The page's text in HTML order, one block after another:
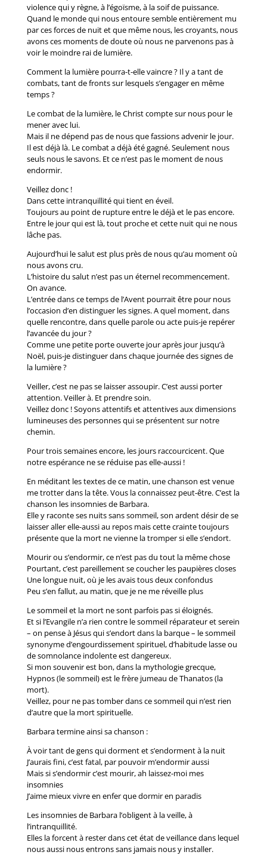
violence qui y règne, à l’égoïsme, à la soif de puissance.
Quand le monde qui nous entoure semble entièrement mu
par ces forces de nuit et que même nous, les croyants, nous
avons ces moments de doute où nous ne parvenons pas à
voir le moindre rai de lumière.
Comment la lumière pourra-t-elle vaincre ? Il y a tant de
combats, tant de fronts sur lesquels s’engager en même
temps ?
Le combat de la lumière, le Christ compte sur nous pour le
mener avec lui.
Mais il ne dépend pas de nous que fassions advenir le jour.
Il est déjà là. Le combat a déjà été gagné. Seulement nous
seuls nous le savons. Et ce n’est pas le moment de nous
endormir.
Veillez donc !
Dans cette intranquillité qui tient en éveil.
Toujours au point de rupture entre le déjà et le pas encore.
Entre le jour qui est là, tout proche et cette nuit qui ne nous
lâche pas.
Aujourd’hui le salut est plus près de nous qu’au moment où
nous avons cru.
L’histoire du salut n’est pas un éternel recommencement.
On avance.
L’entrée dans ce temps de l’Avent pourrait être pour nous
l’occasion d’en distinguer les signes. A quel moment, dans
quelle rencontre, dans quelle parole ou acte puis-je repérer
l’avancée du jour ?
Comme une petite porte ouverte jour après jour jusqu’à
Noël, puis-je distinguer dans chaque journée des signes de
la lumière ?
Veiller, c’est ne pas se laisser assoupir. C’est aussi porter
attention. Veiller à. Et prendre soin.
Veillez donc ! Soyons attentifs et attentives aux dimensions
lumineuses des personnes qui se présentent sur notre
chemin.
Pour trois semaines encore, les jours raccourcicent. Que
notre espérance ne se réduise pas elle-aussi !
En méditant les textes de ce matin, une chanson est venue
me trotter dans la tête. Vous la connaissez peut-être. C’est la
chanson les insomnies de Barbara.
Elle y raconte ses nuits sans sommeil, son ardent désir de se
laisser aller elle-aussi au repos mais cette crainte toujours
présente que la mort ne vienne la tromper si elle s’endort.
Mourir ou s’endormir, ce n’est pas du tout la même chose
Pourtant, c’est pareillement se coucher les paupières closes
Une longue nuit, où je les avais tous deux confondus
Peu s’en fallut, au matin, que je ne me réveille plus
Le sommeil et la mort ne sont parfois pas si éloignés.
Et si l’Evangile n’a rien contre le sommeil réparateur et serein
– on pense à Jésus qui s’endort dans la barque – le sommeil
synonyme d’engourdissement spirituel, d’habitude lasse ou
de somnolance indolente est dangereux.
Si mon souvenir est bon, dans la mythologie grecque,
Hypnos (le sommeil) est le frère jumeau de Thanatos (la
mort).
Veillez, pour ne pas tomber dans ce sommeil qui n’est rien
d’autre que la mort spirituelle.
Barbara termine ainsi sa chanson :
À voir tant de gens qui dorment et s’endorment à la nuit
J’aurais fini, c’est fatal, par pouvoir m’endormir aussi
Mais si s’endormir c’est mourir, ah laissez-moi mes
insomnies
J’aime mieux vivre en enfer que dormir en paradis
Les insomnies de Barbara l’obligent à la veille, à
l’intranquillité.
Elles la forcent à rester dans cet état de veillance dans lequel
nous aussi nous entrons sans jamais nous y installer.